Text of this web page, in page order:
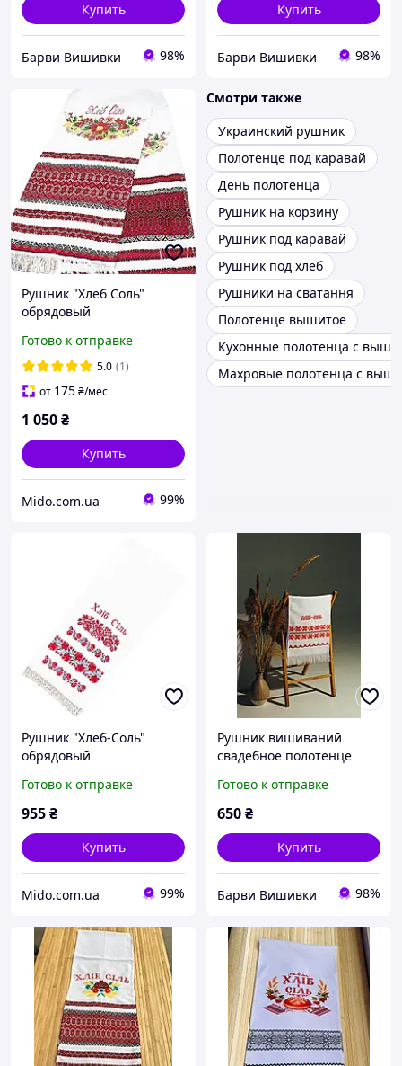
Купить
Барви Вишивки 98%
Купить
Барви Вишивки 98%
Рушник "Хлеб Соль"
обрядовый
Готово к отправке
5.0 (1)
от 175₴/мес
1 050₴
Купить
Mido.com.ua 99%
Смотри также
Украинский рушник
Полотенце под каравай
День полотенца
Рушник на корзину
Рушник под каравай
Рушник под хлеб
Рушники на сватання
Полотенце вышитое
Кухонные полотенца с
Махровые полотенца с
Рушник "Хлеб-Соль"
обрядовый
Готово к отправке
955₴
Купить
Mido.com.ua 99%
Рушник вишиваний
свадебное полотенце
Готово к отправке
650₴
Купить
Барви Вишивки 98%